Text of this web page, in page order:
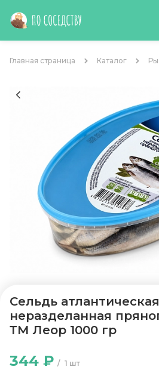
Главная страница Каталог
Сельдь атлантическая
неразделанная
ТМ Леор 1000 гр
1 шт
344 ₽